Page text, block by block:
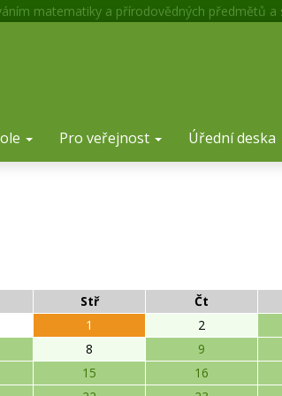
matematiky a přírodovědných předmětů
Pro veřejnost Úřední deska
Stř Čt
1
2
8 9
15 16